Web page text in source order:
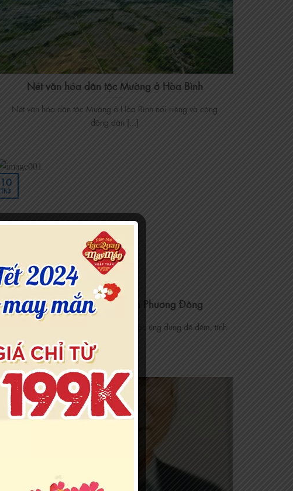
Nét văn hóa dân tộc Mường ở Hòa Bình
Nét văn hóa dân tộc Mường ở Hòa Bình nói riêng và cộng
đồng dân [...]
Thiên Can Trong Văn Hóa Phương Đông
Thiên Can là cách thức phân chia số học ứng dụng để đếm, tính
10
Th3
16
Th2